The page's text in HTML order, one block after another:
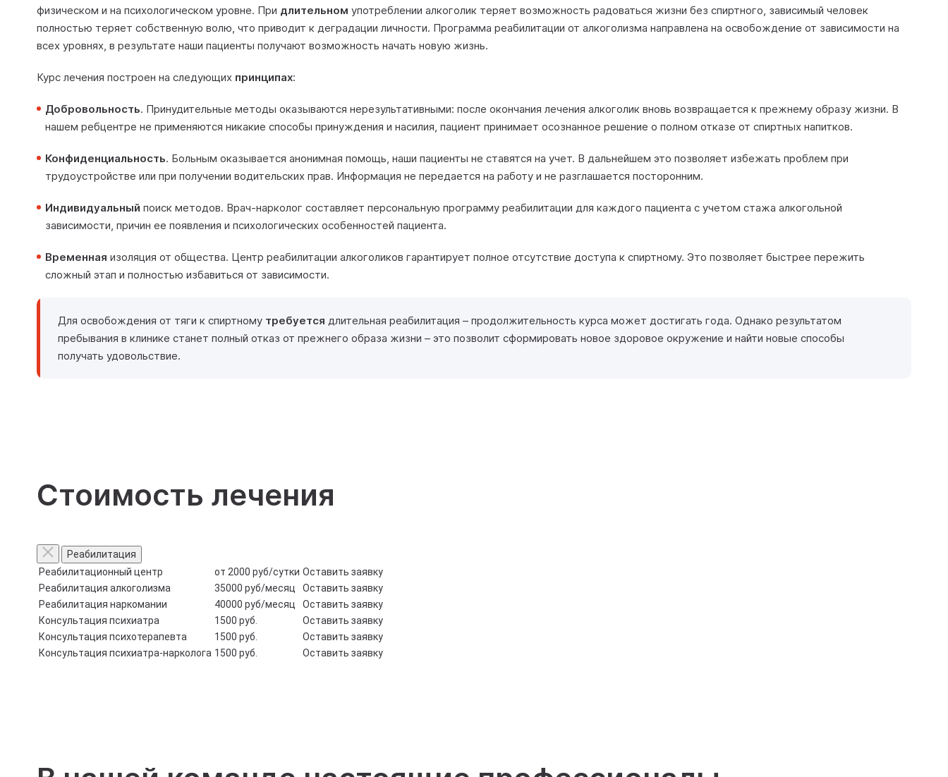
физическом и на психологическом уровне. При длительном употреблении алкоголик теряет возможность радоваться жизни без спиртного, зависимый человек
полностью теряет собственную волю, что приводит к деградации личности. Программа реабилитации от алкоголизма направлена на освобождение от зависимости на
всех уровнях, в результате наши пациенты получают возможность начать новую жизнь.
Курс лечения построен на следующих принципах:
Добровольность. Принудительные методы оказываются нерезультативными: после окончания лечения алкоголик вновь возвращается к прежнему образу жизни. В
нашем ребцентре не применяются никакие способы принуждения и насилия, пациент принимает осознанное решение о полном отказе от спиртных напитков.
Конфиденциальность. Больным оказывается анонимная помощь, наши пациенты не ставятся на учет. В дальнейшем это позволяет избежать проблем при
трудоустройстве или при получении водительских прав. Информация не передается на работу и не разглашается посторонним.
Индивидуальный поиск методов. Врач-нарколог составляет персональную программу реабилитации для каждого пациента с учетом стажа алкогольной
зависимости, причин ее появления и психологических особенностей пациента.
Временная изоляция от общества. Центр реабилитации алкоголиков гарантирует полное отсутствие доступа к спиртному. Это позволяет быстрее пережить
сложный этап и полностью избавиться от зависимости.
Для освобождения от тяги к спиртному требуется длительная реабилитация – продолжительность курса может достигать года. Однако результатом
пребывания в клинике станет полный отказ от прежнего образа жизни – это позволит сформировать новое здоровое окружение и найти новые способы
получать удовольствие.
Стоимость лечения
Реабилитация
Реабилитационный центр
от 2000 руб/сутки Оставить заявку
Реабилитация алкоголизма
35000 руб/месяц
Оставить заявку
Реабилитация наркомании
40000 руб/месяц
Оставить заявку
Консультация психиатра
1500 руб.
Оставить заявку
Консультация психотерапевта
1500 руб.
Оставить заявку
Консультация психиатра-нарколога 1500 руб. Оставить заявку